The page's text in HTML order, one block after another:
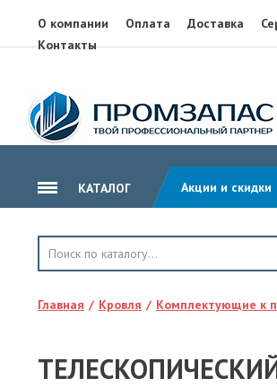
О компании Оплата Доставка
Контакты
КАТАЛОГ Акции и скидки
ГИДРОИЗОЛЯЦИЯ
ТЕПЛОИЗОЛЯЦИЯ
КЛЕЙ, ПЕНА, ГЕРМЕТИКИ
Главная Кровля Комплектующие к